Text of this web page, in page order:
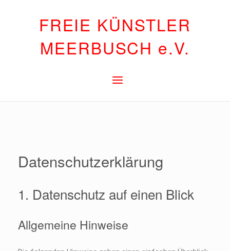
FREIE KÜNSTLER
MEERBUSCH e.V.
Datenschutzerklärung
1. Datenschutz auf einen Blick
Allgemeine Hinweise